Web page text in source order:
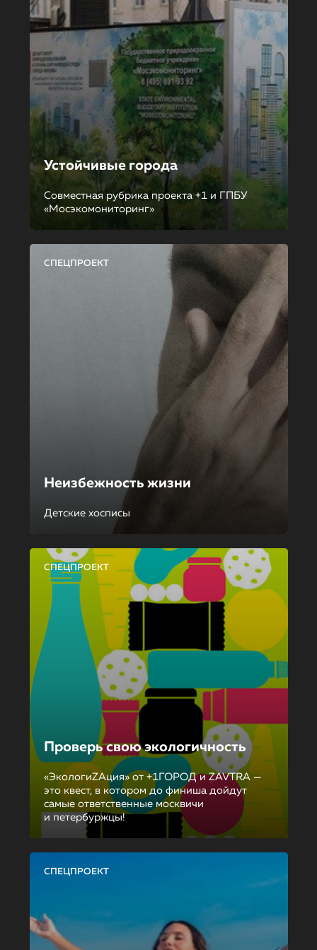
Устойчивые города
Совместная рубрика проекта +1 и ГПБУ
«Мосэкомониторинг»
СПЕЦПРОЕКТ
Неизбежность жизни
Детские хосписы
СПЕЦПРОЕКТ
Проверь свою экологичность
«ЭкологиZAция» от +1ГОРОД и ZAVTRA —
это квест, в котором до финиша дойдут
самые ответственные москвичи
и петербуржцы!
СПЕЦПРОЕКТ